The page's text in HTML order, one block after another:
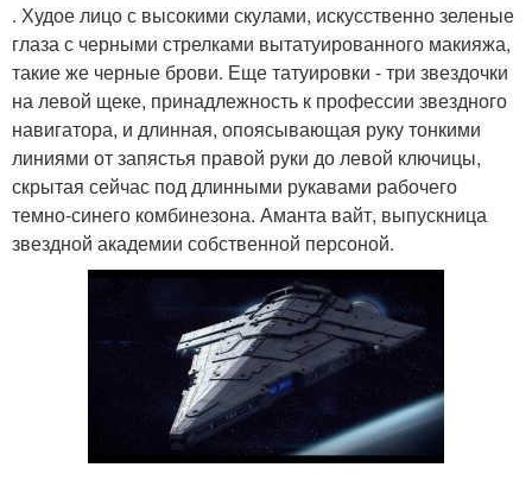
. Худое лицо с высокими скулами, искусственно зеленые
глаза с черными стрелками вытатуированного макияжа,
такие же черные брови. Еще татуировки - три звездочки
на левой щеке, принадлежность к профессии звездного
навигатора, и длинная, опоясывающая руку тонкими
линиями от запястья правой руки до левой ключицы,
скрытая сейчас под длинными рукавами рабочего
темно-синего комбинезона. Аманта вайт, выпускница
звездной академии собственной персоной.